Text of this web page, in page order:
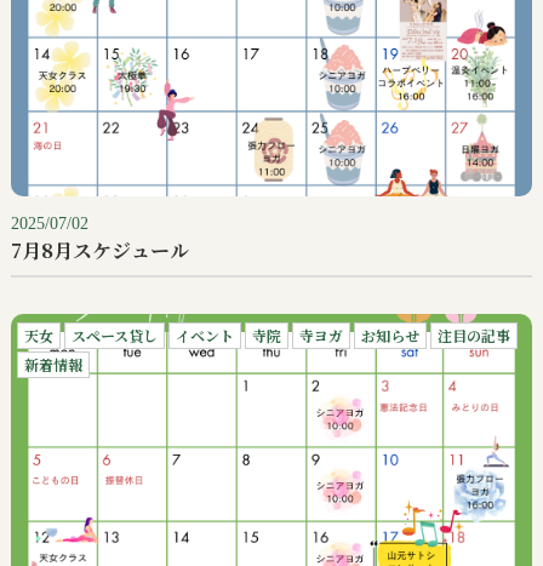
2025/07/02
7月8月スケジュール
天女 スペース貸し イベント 寺院 寺ヨガ お知らせ
注目の記事
新着情報